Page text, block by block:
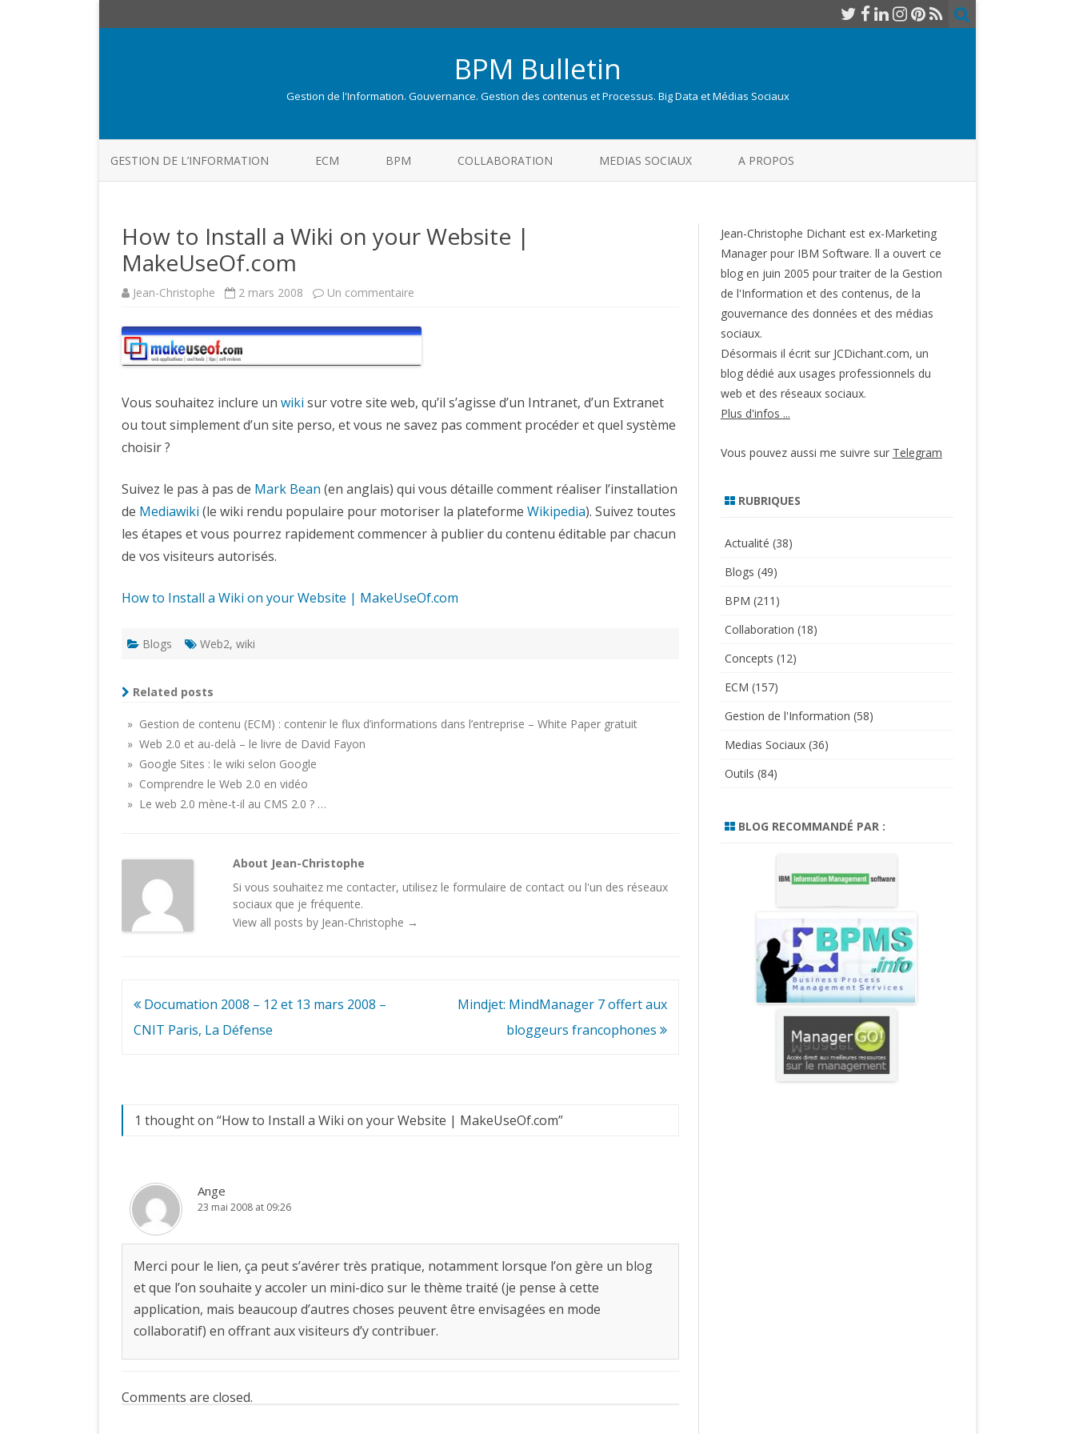
BPM Bulletin
Gestion de l'Information. Gouvernance. Gestion des contenus et Processus. Big Data et Médias Sociaux
to
GESTION DE L’INFORMATION ECM BPM COLLABORATION MEDIAS SOCIAUX A PROPOS
How to Install a Wiki on your Website |
MakeUseOf.com
Jean-Christophe 2 mars 2008 Un commentaire
Install
a
your
MakeUseOf.com
Vous souhaitez inclure un wiki sur votre site web, qu’il s’agisse d’un Intranet, d’un Extranet
ou tout simplement d’un site perso, et vous ne savez pas comment procéder et quel système
choisir ?
Suivez le pas à pas de Mark Bean (en anglais) qui vous détaille comment réaliser l’installation
de Mediawiki (le wiki rendu populaire pour motoriser la plateforme Wikipedia). Suivez toutes
les étapes et vous pourrez rapidement commencer à publier du contenu éditable par chacun
de vos visiteurs autorisés.
How to Install a Wiki on your Website | MakeUseOf.com
Blogs Web2, wiki
Related posts
» Gestion de contenu (ECM) : contenir le flux d’informations dans l’entreprise – White Paper gratuit
» Web 2.0 et au-delà – le livre de David Fayon
» Google Sites : le wiki selon Google
» Comprendre le Web 2.0 en vidéo
» Le web 2.0 mène-t-il au CMS 2.0 ? …
About Jean-Christophe
Si vous souhaitez me contacter, utilisez leformulaire de contact ou l'un desréseaux
sociaux que je fréquente.
View all posts by Jean-Christophe →
Navigation
de
Documation 2008 – 12 et 13 mars 2008 –
CNIT Paris, La Défense
Mindjet: MindManager 7 offert aux
bloggeurs francophones
1 thought on “How to Install a Wiki on your Website | MakeUseOf.com”
Ange
23 mai 2008 at 09:26
Merci pour le lien, ça peut s’avérer très pratique, notamment lorsque l’on gère un blog
et que l’on souhaite y accoler un mini-dico sur le thème traité (je pense à cette
application, mais beaucoup d’autres choses peuvent être envisagées en mode
collaboratif) en offrant aux visiteurs d’y contribuer.
Comments are closed.
Jean-Christophe Dichant est ex-Marketing
Manager pour IBM Software. ll a ouvert ce
blog en juin 2005 pour traiter de la Gestion
de l'Information et des contenus, de la
gouvernance des données et des médias
sociaux.
Désormais il écrit sur JCDichant.com, un
blog dédié aux usages professionnels du
web et des réseaux sociaux.
Plus d'infos ...
Vous pouvez aussi me suivre sur Telegram
RUBRIQUES
Actualité (38)
Blogs (49)
BPM (211)
Collaboration (18)
Concepts (12)
ECM (157)
Gestion de l'Information (58)
Medias Sociaux(36)
Outils (84)
BLOG RECOMMANDÉ PAR :